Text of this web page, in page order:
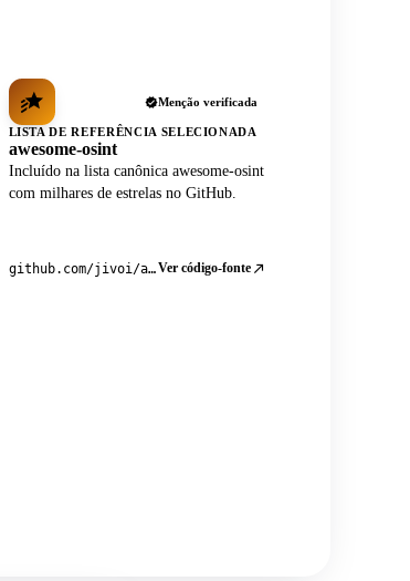
Menção verificada
LISTA DE REFERÊNCIA SELECIONADA
awesome-osint
Incluído na lista canônica awesome-osint
com milhares de estrelas no GitHub.
github.com/jivoi/awesome-osintVer código-fonte